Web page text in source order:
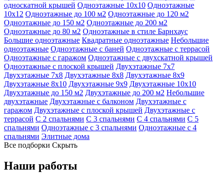
односкатной крышей Одноэтажные 10х10 Одноэтажные
10х12 Одноэтажные до 100 м2 Одноэтажные до 120 м2
Одноэтажные до 150 м2 Одноэтажные до 200 м2
Одноэтажные до 80 м2 Одноэтажные в стиле Барнхаус
Большие одноэтажные Квадратные одноэтажные Небольшие
одноэтажные Одноэтажные с баней Одноэтажные с террасой
Одноэтажные с гаражом Одноэтажные с двухскатной крышей
Одноэтажные с плоской крышей Двухэтажные 7х7
Двухэтажные 7х8 Двухэтажные 8х8 Двухэтажные 8х9
Двухэтажные 8х10 Двухэтажные 9х9 Двухэтажные 10х10
Двухэтажные до 150 м2 Двухэтажные до 200 м2 Небольшие
двухэтажные Двухэтажные с балконом Двухэтажные с
гаражом Двухэтажные с плоской крышей Двухэтажные с
террасой С 2 спальнями С 3 спальнями С 4 спальнями С 5
спальнями Одноэтажные с 3 спальнями Одноэтажные с 4
спальнями Элитные дома
Все подборки Скрыть
Наши работы